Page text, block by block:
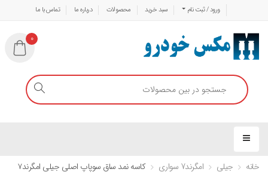
ورود / ثبت نام سبد خرید محصولات درباره ما تماس با ما
0
خانه جیلی امگرند7 سواری کاسه نمد ساق سوپاپ اصلی جیلی امگرند۷